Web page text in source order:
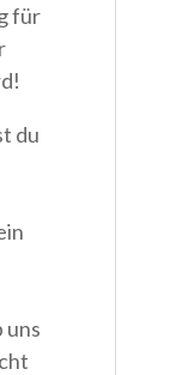
für
du
uns